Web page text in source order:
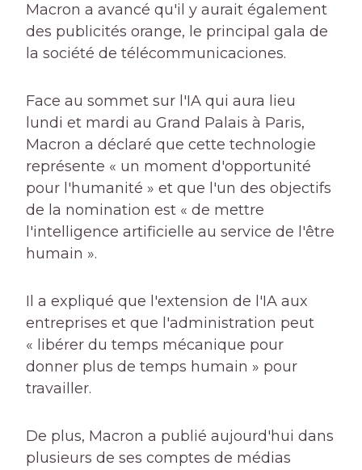
Macron a avancé qu'il y aurait également
des publicités orange, le principal gala de
la société de télécommunicaciones.
Face au sommet sur l'IA qui aura lieu
lundi et mardi au Grand Palais à Paris,
Macron a déclaré que cette technologie
représente « un moment d'opportunité
pour l'humanité » et que l'un des objectifs
de la nomination est « de mettre
l'intelligence artificielle au service de l'être
humain ».
Il a expliqué que l'extension de l'IA aux
entreprises et que l'administration peut
« libérer du temps mécanique pour
donner plus de temps humain » pour
travailler.
De plus, Macron a publié aujourd'hui dans
plusieurs de ses comptes de médias